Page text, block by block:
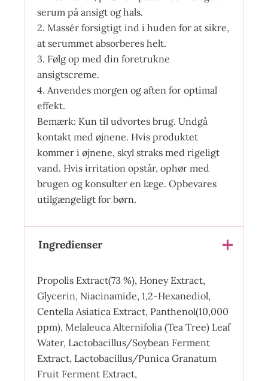
serum på ansigt og hals.
2. Massér forsigtigt ind i huden for at sikre,
at serummet absorberes helt.
3. Følg op med din foretrukne
ansigtscreme.
4. Anvendes morgen og aften for optimal
effekt.
Bemærk: Kun til udvortes brug. Undgå
kontakt med øjnene. Hvis produktet
kommer i øjnene, skyl straks med rigeligt
vand. Hvis irritation opstår, ophør med
brugen og konsulter en læge. Opbevares
utilgængeligt for børn.
Ingredienser
Propolis Extract(73 %), Honey Extract,
Glycerin, Niacinamide, 1,2-Hexanediol,
Centella Asiatica Extract, Panthenol(10,000
ppm), Melaleuca Alternifolia (Tea Tree) Leaf
Water, Lactobacillus/Soybean Ferment
Extract, Lactobacillus/Punica Granatum
Fruit Ferment Extract,